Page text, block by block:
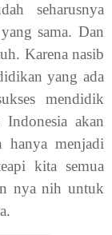
seharusnya
sama. Dan
Karena nasib
yang ada
mendidik
Indonesia akan
hanya menjadi
kita semua
nya nih untuk